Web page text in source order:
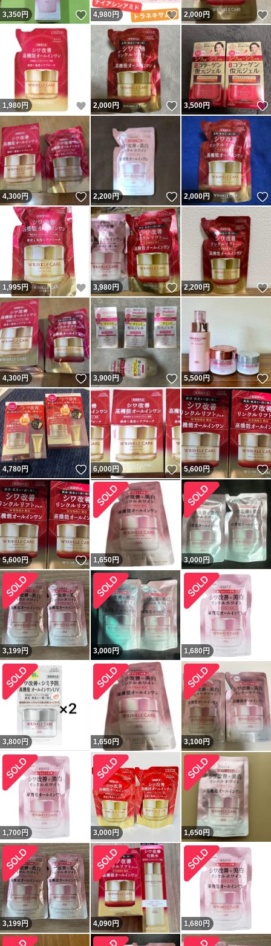
3,350円 いいね！
4,980 円 いいね！
2,000円
1,980円 いいね！
2,000円 いいね！
3,500円
4,300円 いいね！
2,200円 いいね！
2,000円
1,995円 いいね！
3,980円 いいね！
2,200円
4,300円 いいね！
3,900円 いいね！
5,500円
4,780円 いいね！
6,000円 いいね！
5,600円
5,600円 いいね！
1,650円 3,000円
3,199円 3,000円 1,680円
3,800 円 1,650円 3,100円
1,700円 3,000円 1,650円
3,199円 4,090円 1,680円